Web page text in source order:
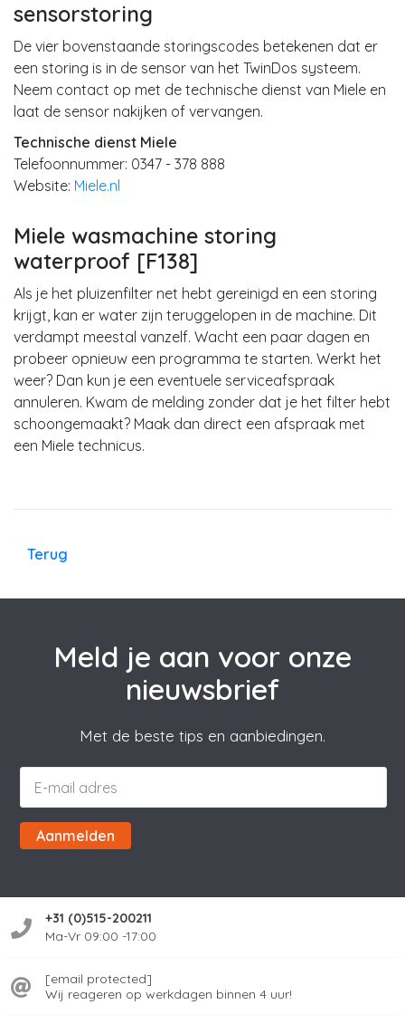
sensorstoring
De vier bovenstaande storingscodes betekenen dat er
een storing is in de sensor van het TwinDos systeem.
Neem contact op met de technische dienst van Miele en
laat de sensor nakijken of vervangen.
Technische dienst Miele
Telefoonnummer: 0347 - 378 888
Website: Miele.nl
Miele wasmachine storing
waterproof [F138]
Als je het pluizenfilter net hebt gereinigd en een storing
krijgt, kan er water zijn teruggelopen in de machine. Dit
verdampt meestal vanzelf. Wacht een paar dagen en
probeer opnieuw een programma te starten. Werkt het
weer? Dan kun je een eventuele serviceafspraak
annuleren. Kwam de melding zonder dat je het filter hebt
schoongemaakt? Maak dan direct een afspraak met
een Miele technicus.
Terug
Meld je aan voor onze
nieuwsbrief
Met de beste tips en aanbiedingen.
Aanmelden
+31 (0)515-200211
Ma-Vr 09:00 -17:00
[email protected]
Wij reageren op werkdagen binnen 4 uur!